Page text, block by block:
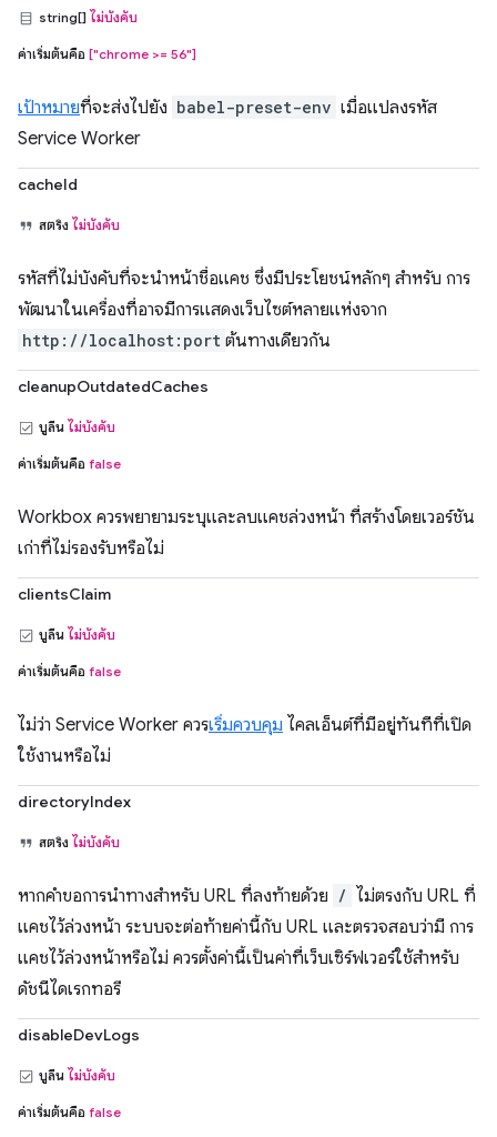
string[] ไม่บังคับ
ค่าเริ่มต้นคือ ["chrome >= 56"]
เป้าหมายที่จะส่งไปยัง babel-preset-env เมื่อแปลงรหัส
Service Worker
cacheId
สตริง ไม่บังคับ
รหัสที่ไม่บังคับที่จะนำหน้าชื่อแคช ซึ่งมีประโยชน์หลักๆ สำหรับ การ
พัฒนาในเครื่องที่อาจมีการแสดงเว็บไซต์หลายแห่งจาก
http://localhost:port ต้นทางเดียวกัน
cleanupOutdatedCaches
บูลีน ไม่บังคับ
ค่าเริ่มต้นคือ false
Workbox ควรพยายามระบุและลบแคชล่วงหน้า ที่สร้างโดยเวอร์ชัน
เก่าที่ไม่รองรับหรือไม่
clientsClaim
บูลีน ไม่บังคับ
ค่าเริ่มต้นคือ false
ไม่ว่า Service Worker ควรเริ่มควบคุม ไคลเอ็นต์ที่มีอยู่ทันทีที่เปิด
ใช้งานหรือไม่
directoryIndex
สตริง ไม่บังคับ
หากคำขอการนำทางสำหรับ URL ที่ลงท้ายด้วย / ไม่ตรงกับ URL ที่
แคชไว้ล่วงหน้า ระบบจะต่อท้ายค่านี้กับ URL และตรวจสอบว่ามี การ
แคชไว้ล่วงหน้าหรือไม่ ควรตั้งค่านี้เป็นค่าที่เว็บเซิร์ฟเวอร์ใช้สำหรับ
ดัชนีไดเรกทอรี
disableDevLogs
บูลีน ไม่บังคับ
ค่าเริ่มต้นคือ false